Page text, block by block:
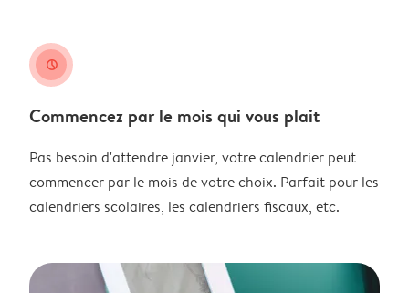
clock
Commencez par le mois qui vous plait
Pas besoin d'attendre janvier, votre calendrier peut
commencer par le mois de votre choix. Parfait pour les
calendriers scolaires, les calendriers fiscaux, etc.